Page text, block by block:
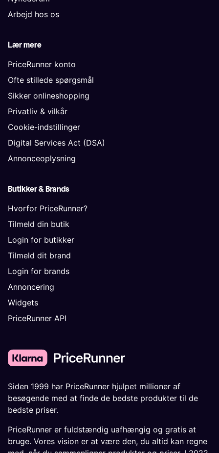
Arbejd hos os
Lær mere
PriceRunner konto
Ofte stillede spørgsmål
Sikker onlineshopping
Privatliv & vilkår
Cookie-indstillinger
Digital Services Act (DSA)
Annonceoplysning
Butikker & Brands
Hvorfor PriceRunner?
Tilmeld din butik
Login for butikker
Tilmeld dit brand
Login for brands
Annoncering
Widgets
PriceRunner API
Siden 1999 har PriceRunner hjulpet millioner af
besøgende med at finde de bedste produkter til de
bedste priser.
PriceRunner er fuldstændig uafhængig og gratis at
bruge. Vores vision er at være den, du altid kan regne